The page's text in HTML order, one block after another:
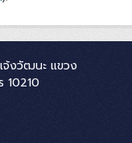
จ้งวัฒนะ แขวง
10210